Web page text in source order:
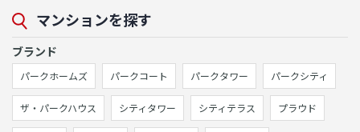
マンションを探す
ブランド
パークホームズ パークコート パークタワー パークシティ
ザ・パークハウス シティタワー シティテラス プラウド